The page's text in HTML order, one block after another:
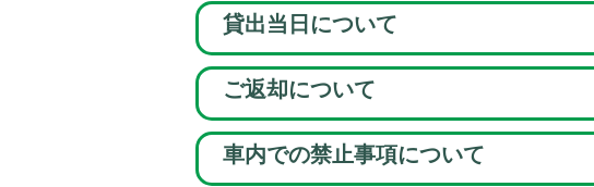
貸出当日について
ご返却について
車内での禁止事項について